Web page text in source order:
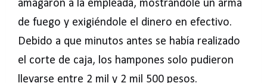
amagaron a la empleada, mostrándole un arma
de fuego y exigiéndole el dinero en efectivo.
Debido a que minutos antes se había realizado
el corte de caja, los hampones solo pudieron
llevarse entre 2 mil y 2 mil 500 pesos.